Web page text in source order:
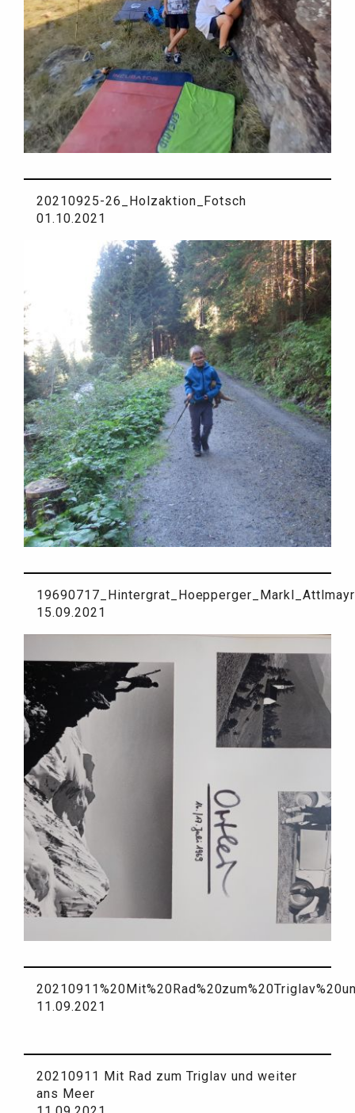
20210925-26_Holzaktion_Fotsch
01.10.2021
15.09.2021
11.09.2021
20210911 Mit Rad zum Triglav und weiter
ans Meer